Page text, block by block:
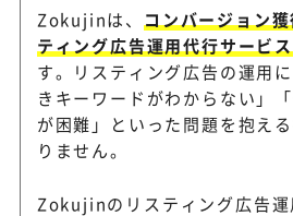
Zokujinは、 コンバージョン
ティング広告運用代行サービス
す。リスティング広告の運用
きキーワードがわからない」
が困難」といった問題を抱え
りません。
Zokujinのリスティング広告運